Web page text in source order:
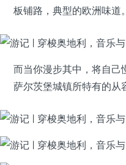
板铺路，典型的欧洲味道。
而当你漫步其中，将自己
萨尔茨堡城镇所特有的从